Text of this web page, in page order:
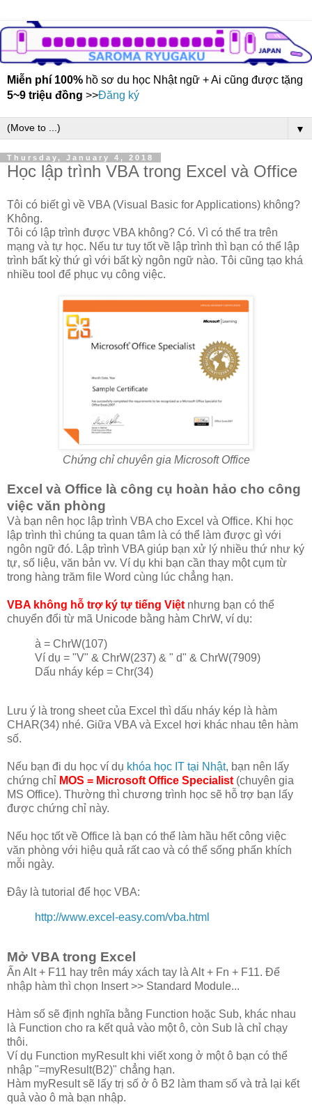
Miễn phí 100% hồ sơ du học Nhật ngữ + Ai cũng được tặng
5~9 triệu đồng >>Đăng ký
▼
Thursday, January 4, 2018
Học lập trình VBA trong Excel và Office
Tôi có biết gì về VBA (Visual Basic for Applications) không?
Không.
Tôi có lập trình được VBA không? Có. Vì có thể tra trên
mạng và tự học. Nếu tư tuy tốt về lập trình thì bạn có thể lập
trình bất kỳ thứ gì với bất kỳ ngôn ngữ nào. Tôi cũng tạo khá
nhiều tool để phục vụ công việc.
Chứng chỉ chuyên gia Microsoft Office
Excel và Office là công cụ hoàn hảo cho công
việc văn phòng
Và bạn nên học lập trình VBA cho Excel và Office. Khi học
lập trình thì chúng ta quan tâm là có thể làm được gì với
ngôn ngữ đó. Lập trình VBA giúp bạn xử lý nhiều thứ như ký
tự, số liệu, văn bản vv. Ví dụ khi bạn cần thay một cụm từ
trong hàng trăm file Word cùng lúc chẳng hạn.
VBA không hỗ trợ ký tự tiếng Việt nhưng bạn có thể
chuyển đổi từ mã Unicode bằng hàm ChrW, ví dụ:
à = ChrW(107)
Ví dụ = "V" & ChrW(237) & " d" & ChrW(7909)
Dấu nháy kép = Chr(34)
Lưu ý là trong sheet của Excel thì dấu nháy kép là hàm
CHAR(34) nhé. Giữa VBA và Excel hơi khác nhau tên hàm
số.
Nếu bạn đi du học ví dụ khóa học IT tại Nhật, bạn nên lấy
chứng chỉ MOS = Microsoft Office Specialist (chuyên gia
MS Office). Thường thì chương trình học sẽ hỗ trợ bạn lấy
được chứng chỉ này.
Nếu học tốt về Office là bạn có thể làm hầu hết công việc
văn phòng với hiệu quả rất cao và có thể sống phấn khích
mỗi ngày.
Đây là tutorial để học VBA:
http://www.excel-easy.com/vba.html
Mở VBA trong Excel
Ấn Alt + F11 hay trên máy xách tay là Alt + Fn + F11. Để
nhập hàm thì chọn Insert >> Standard Module...
Hàm số sẽ định nghĩa bằng Function hoặc Sub, khác nhau
là Function cho ra kết quả vào một ô, còn Sub là chỉ chạy
thôi.
Ví dụ Function myResult khi viết xong ở một ô bạn có thể
nhập "=myResult(B2)" chẳng hạn.
Hàm myResult sẽ lấy trị số ở ô B2 làm tham số và trả lại kết
quả vào ô mà bạn nhập.